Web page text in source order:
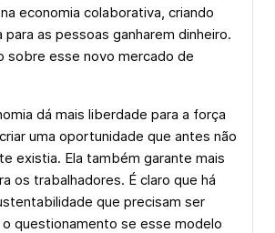
economia colaborativa, criando
as pessoas ganharem dinheiro.
sobre esse novo mercado de
dá mais liberdade para a força
uma oportunidade que antes não
existia. Ela também garante mais
os trabalhadores. É claro que há
que precisam ser
questionamento se esse modelo